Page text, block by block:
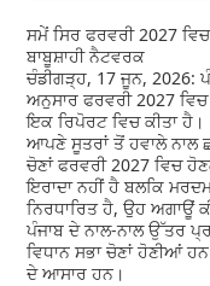
ਸਮੇਂ ਸਿਰ ਫਰਵਰੀ 2027
ਬਾਬੂਸ਼ਾਹੀ ਨੈਟਵਰਕ
ਚੰਡੀਗੜ੍ਹ, 17 ਜੂਨ, 2026:
ਅਨੁਸਾਰ ਫਰਵਰੀ 2027
ਇਕ ਰਿਪੋਰਟ ਵਿਚ ਕੀਤਾ ਹੈ।
ਆਪਣੇ ਸੂਤਰਾਂ ਤੋਂ ਹਵਾਲੇ ਨਾਲ
ਚੋਣਾਂ ਫਰਵਰੀ 2027 ਵਿਚ
ਇਰਾਦਾ ਨਹੀਂ ਹੈ ਬਲਕਿ
ਨਿਰਧਾਰਿਤ ਹੈ, ਉਹ ਅਗਾਊਂ
ਪੰਜਾਬ ਦੇ ਨਾਲ-ਨਾਲ ਉੱਤਰ
ਵਿਧਾਨ ਸਭਾ ਚੋਣਾਂ ਹੋਣੀਆਂ
ਦੇ ਆਸਾਰ ਹਨ।